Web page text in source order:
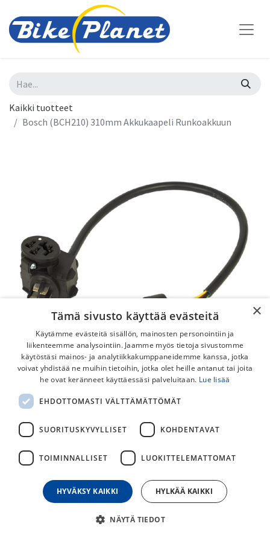
Kaikki tuotteet
Bosch (BCH210) 310mm Akkukaapeli Runkoakkuun
Bosch (BCH210) 310mm Akkukaapeli
Runkoakkuun
Bosch akkukaapeli runkoakkuun. Pituus 310mm.
55,00€
päivän alin hinta
×
Tämä sivusto käyttää evästeitä
Käytämme evästeitä sisällön, mainosten personointiin ja
liikenteemme analysointiin. Jaamme myös tietoja sivustomme
käytöstäsi mainos- ja analytiikkakumppaneidemme kanssa, jotka
voivat yhdistää ne muihin tietoihin, jotka olet heille antanut tai joita
he ovat keränneet käyttäessäsi palveluitaan. Lue lisää
EHDOTTOMASTI VÄLTTÄMÄTTÖMÄT
SUORITUSKYVYLLISET KOHDENTAVAT
TOIMINNALLISET LUOKITTELEMATTOMAT
HYVÄKSY KAIKKI HYLKÄÄ KAIKKI
NÄYTÄ TIEDOT